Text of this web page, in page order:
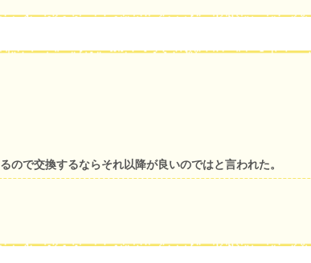
ので交換するならそれ以降が良いのではと言われた。